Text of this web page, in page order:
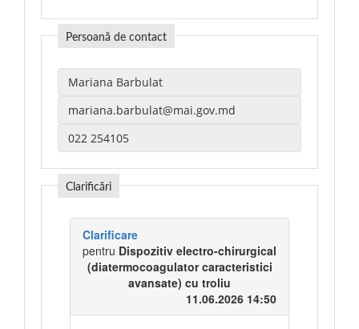
Persoană de contact
Clarificări
Clarificare
pentru Dispozitiv electro-chirurgical
(diatermocoagulator caracteristici
avansate) cu troliu
11.06.2026 14:50